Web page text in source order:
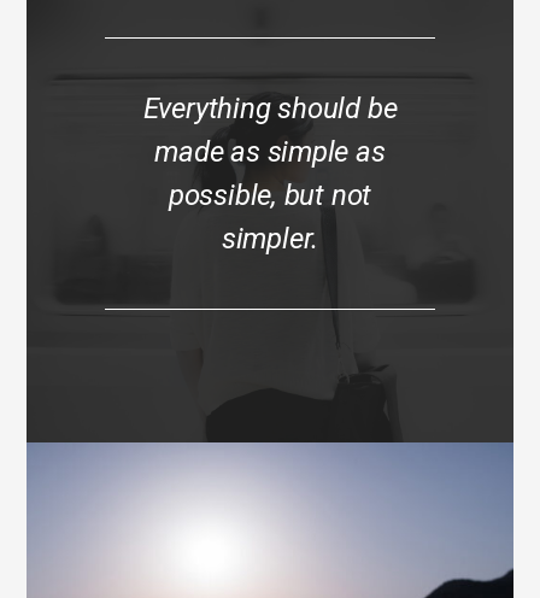
Everything should be
made as simple as
possible, but not
simpler.